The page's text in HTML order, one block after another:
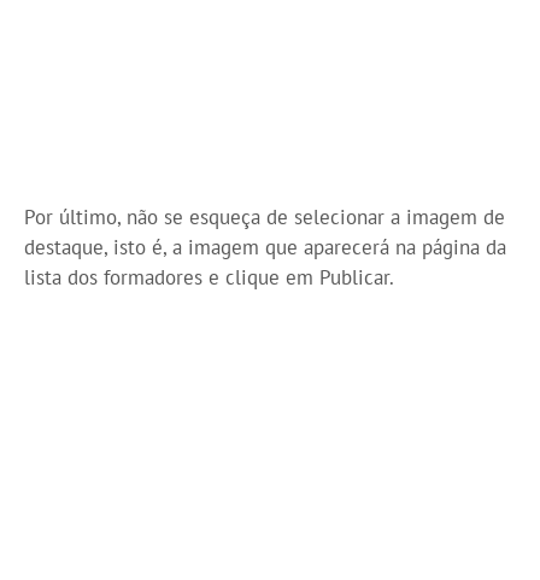
Por último, não se esqueça de selecionar a imagem de
destaque, isto é, a imagem que aparecerá na página da
lista dos formadores e clique em Publicar.